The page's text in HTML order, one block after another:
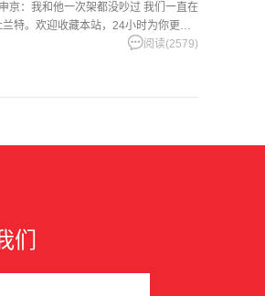
京：我和他一次架都没吵过 我们一直在
特。欢迎收藏本站，24小时为你更新
阅读(2579)
们